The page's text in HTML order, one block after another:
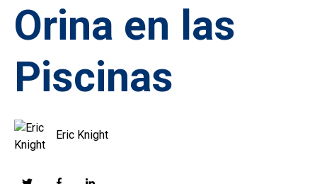
Orina en las
Piscinas
Eric Knight